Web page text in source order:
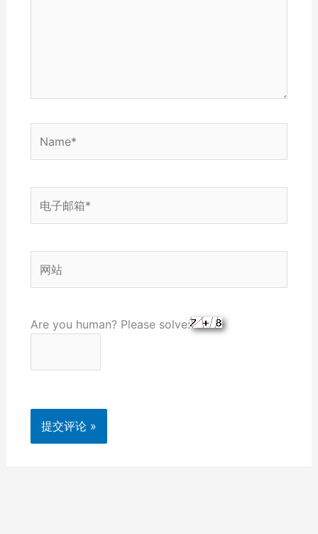
子
箱
站
Are you human? Please solve: